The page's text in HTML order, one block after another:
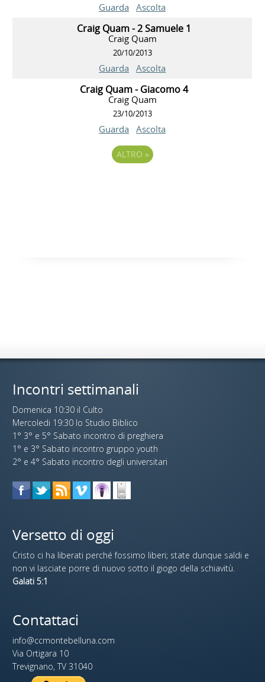
Guarda Ascolta
Craig Quam - 2 Samuele 1
Craig Quam
20/10/2013
Guarda Ascolta
Craig Quam - Giacomo 4
Craig Quam
23/10/2013
Guarda Ascolta
ALTRO »
Incontri settimanali
Domenica 10:30 il Culto
Mercoledi 19:30 lo Studio Biblico
1° 3° e 5° Sabato incontro di preghiera
1° e 3° Sabato incontro gruppo youth
2° e 4° Sabato incontro degli universitari
Versetto di oggi
Cristo ci ha liberati perché fossimo liberi; state dunque saldi e
non vi lasciate porre di nuovo sotto il giogo della schiavitù.
Galati 5:1
Contattaci
info@ccmontebelluna.com
Via Ortigara 10
Trevignano, TV 31040